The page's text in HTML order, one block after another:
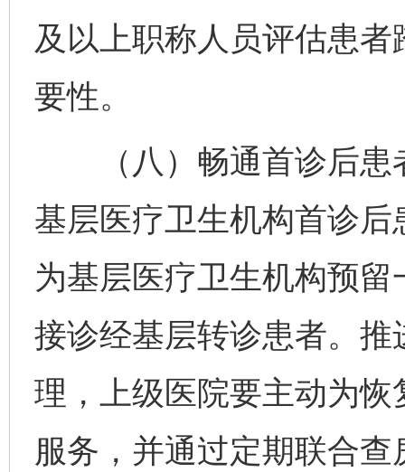
及以上职称人员评估患
要性。
（八）畅通首诊后患
基层医疗卫生机构首诊
为基层医疗卫生机构预
接诊经基层转诊患者。
理，上级医院要主动为
服务，并通过定期联合